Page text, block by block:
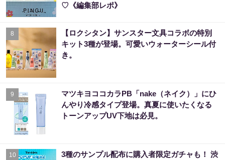
♡《編集部レポ》
8
【ロクシタン】サンスター文具コラボの特別
キット3種が登場。可愛いウォーターシール付
き。
9
マツキヨココカラPB「nake（ネイク）」にひ
んやり冷感タイプ登場。真夏に使いたくなる
トーンアップUV下地は必見。
10
3種のサンプル配布に購入者限定ガチャも！ 渋